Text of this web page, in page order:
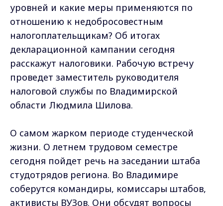
уровней и какие меры применяются по
отношению к недобросовестным
налогоплательщикам? Об итогах
декларационной кампании сегодня
расскажут налоговики. Рабочую встречу
проведет заместитель руководителя
налоговой службы по Владимирской
области Людмила Шилова.
О самом жарком периоде студенческой
жизни. О летнем трудовом семестре
сегодня пойдет речь на заседании штаба
студотрядов региона. Во Владимире
соберутся командиры, комиссары штабов,
активисты ВУЗов. Они обсудят вопросы